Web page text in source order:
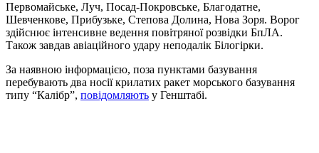
Первомайське, Луч, Посад-Покровське, Благодатне,
Шевченкове, Прибузьке, Степова Долина, Нова Зоря. Ворог
здійснює інтенсивне ведення повітряної розвідки БпЛА.
Також завдав авіаційного удару неподалік Білогірки.
За наявною інформацією, поза пунктами базування
перебувають два носії крилатих ракет морського базування
типу “Калібр”, повідомляють у Генштабі.